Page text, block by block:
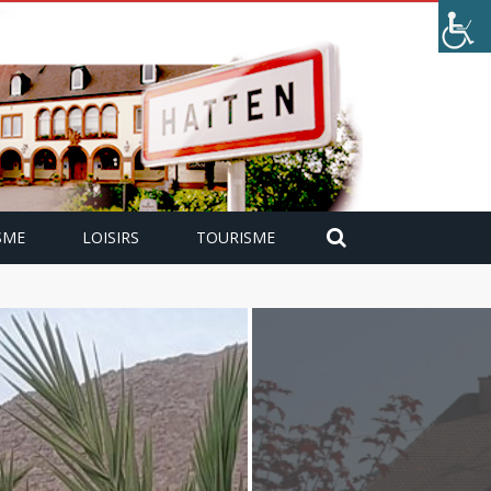
LOISIRS TOURISME